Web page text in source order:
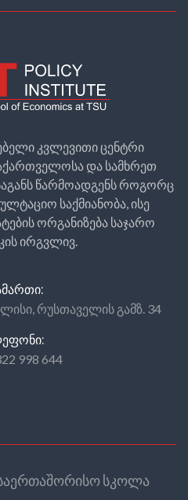
კვლევითი ცენტრი
და სამხრეთ
საგანს წარმოადგენს როგორც
საქმიანობა, ისე
ორგანიზება საჯარო
ირგვლივ.
რუსთაველის გამზ. 34
998 644
სკოლა